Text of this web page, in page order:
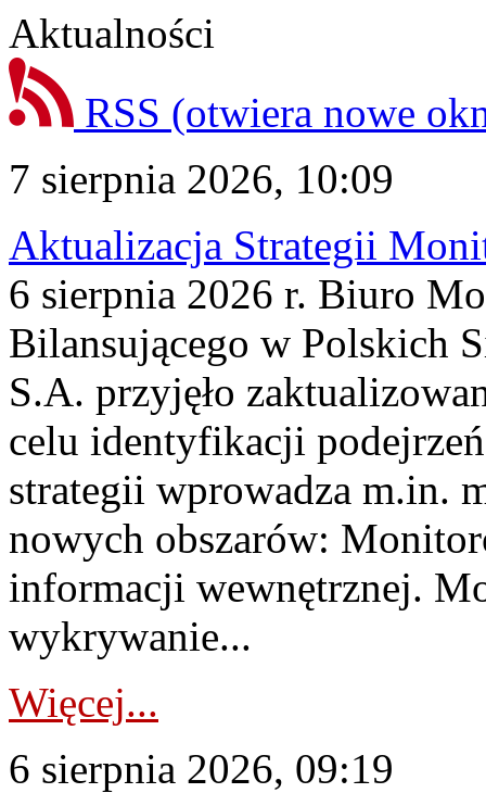
Aktualności
RSS (otwiera nowe
7 sierpnia 2026, 10:09
Aktualizacja Strategii
6 sierpnia 2026 r. Biuro
Bilansującego w Polskich
S.A. przyjęło
celu identyfikacji
strategii wprowadza m.in.
nowych obszarów:
informacji wewnętrznej.
wykrywanie...
Więcej...
6 sierpnia 2026, 09:19